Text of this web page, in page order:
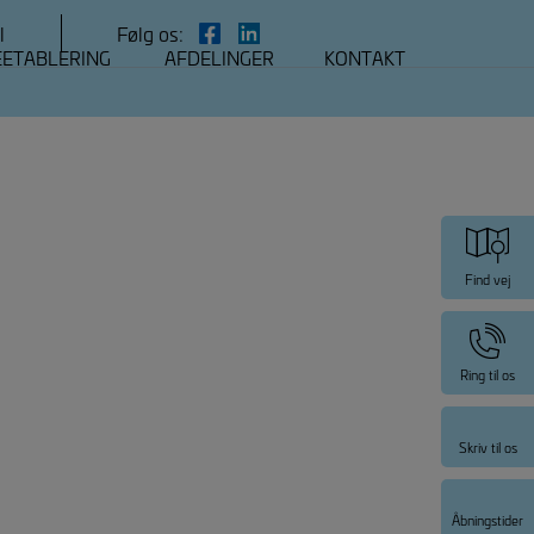
Følg os:
Find vej
Ring til os
Skriv til os
Åbningstider
AFDELINGER KONTAKT